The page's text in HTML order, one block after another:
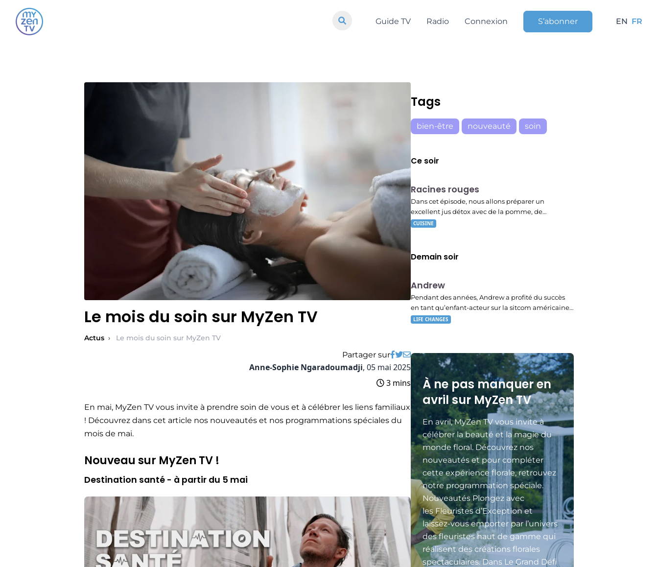
Guide TV Radio Connexion S’abonner EN FR
Le mois du soin sur MyZen TV
Actus › Le mois du soin sur MyZen TV
Partager sur
Anne-Sophie Ngaradoumadji, 05 mai 2025
3 mins
En mai, MyZen TV vous invite à prendre soin de vous et à célébrer les liens familiaux
! Découvrez dans cet article nos nouveautés et nos programmations spéciales du
mois de mai.
Nouveau sur MyZen TV !
Destination santé - à partir du 5 mai
Tags
bien-être nouveauté soin
Ce soir
E01
19:56
Racines rouges
Dans cet épisode, nous allons préparer un
excellent jus détox avec de la pomme, de…
CUISINE
Demain soir
E02
23:15
Andrew
Pendant des années, Andrew a profité du succès
en tant qu’enfant-acteur sur la sitcom américaine…
LIFE CHANGES
À ne pas manquer en
avril sur MyZen TV
En avril, MyZen TV vous invite à
célébrer la beauté et la magie du
monde floral. Découvrez nos
nouveautés et pour compléter
cette expérience florale, retrouvez
notre programmation spéciale.
Nouveautés Plongez avec
les Fleuristes d’Exception et
laissez-vous emporter par l’univers
des fleuristes haut de gamme qui
réalisent des créations florales
spectaculaires. Dans Le Grand Défi